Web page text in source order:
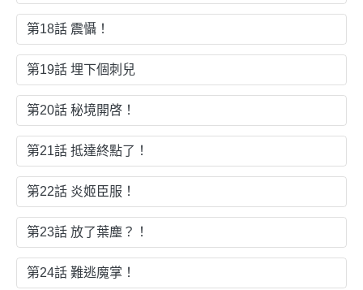
第18話 震懾！
第19話 埋下個刺兒
第20話 秘境開啓！
第21話 抵達終點了！
第22話 炎姬臣服！
第23話 放了葉塵？！
第24話 難逃魔掌！